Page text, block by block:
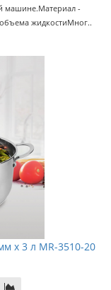
машине.Материал -
жидкостиМног..
х 3 л MR-3510-20